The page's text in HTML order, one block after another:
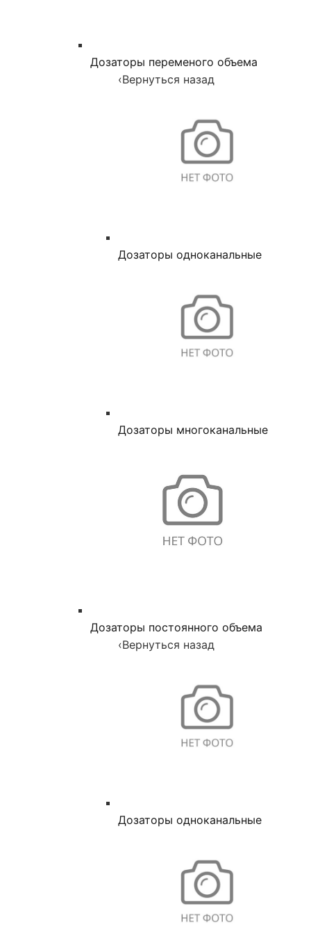
Дозаторы переменого объема
‹Вернуться назад
Дозаторы одноканальные
Дозаторы многоканальные
Дозаторы постоянного объема
‹Вернуться назад
Дозаторы одноканальные